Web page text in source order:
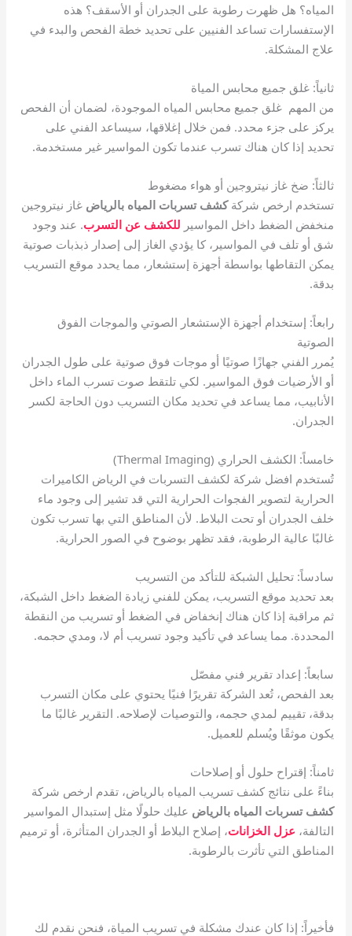
المياه؟ هل ظهرت رطوبة على الجدران أو الأسقف؟ هذه
الإستفسارات تساعد الفنيين على تحديد خطة الفحص والبدء في
علاج المشكلة.
ثانياً: غلق جميع محابس المياة
من المهم غلق جميع محابس المياه الموجودة، لضمان أن الفحص
يركز على جزء محدد. فمن خلال إغلاقها، سيساعد الفني على
تحديد إذا كان هناك تسرب عندما تكون المواسير غير مستخدمة.
ثالثاً: ضخ غاز نيتروجين أو هواء مضغوط
تستخدم ارخص شركةكشف تسربات المياه بالرياض غاز نيتروجين
منخفض الضغط داخل المواسير للكشف عن التسرب. عند وجود
شق أو تلف في المواسير، كا يؤدي الغاز إلى إصدار ذبذبات صوتية
يمكن التقاطها بواسطة أجهزة إستشعار، مما يحدد موقع التسريب
بدقة.
رابعاً: إستخدام أجهزة الإستشعار الصوتي والموجات الفوق
الصوتية
يُمرر الفني جهازًا صوتيًا أو موجات فوق صوتية على طول الجدران
أو الأرضيات فوق المواسير. لكي تلتقط صوت تسرب الماء داخل
الأنابيب، مما يساعد في تحديد مكان التسريب دون الحاجة لكسر
الجدران.
خامساً: الكشف الحراري (Thermal Imaging)
تُستخدم افضل شركة لكشف التسربات في الرياض الكاميرات
الحرارية لتصوير الفجوات الحرارية التي قد تشير إلى وجود ماء
خلف الجدران أو تحت البلاط. لأن المناطق التي بها تسرب تكون
غالبًا عالية الرطوبة، فقد تظهر بوضوح في الصور الحرارية.
سادساً: تحليل الشبكة للتأكد من التسريب
بعد تحديد موقع التسريب، يمكن للفني زيادة الضغط داخل الشبكة،
ثم مراقبة إذا كان هناك إنخفاض في الضغط أو تسريب من النقطة
المحددة. مما يساعد في تأكيد وجود تسريب أم لا، ومدي حجمه.
سابعاً: إعداد تقرير فني مفصّل
بعد الفحص، تُعد الشركة تقريرًا فنيًا يحتوي على مكان التسرب
بدقة، تقييم لمدي حجمه، والتوصيات لإصلاحه. التقرير غالبًا ما
يكون موثقًا ويُسلم للعميل.
ثامناً: إقتراح حلول أو إصلاحات
بناءً على نتائج كشف تسريب المياه بالرياض، تقدم ارخص شركة
كشف تسربات المياه بالرياض عليك حلولًا مثل إستبدال المواسير
التالفة، عزل الخزانات، إصلاح البلاط أو الجدران المتأثرة، أو ترميم
المناطق التي تأثرت بالرطوبة.
فأخيراً: إذا كان عندك مشكلة في تسريب المياة، فنحن نقدم لك